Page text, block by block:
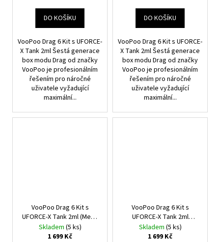
DO KOŠÍKU
VooPoo Drag 6 Kit s UFORCE-
X Tank 2ml Šestá generace
box modu Drag od značky
VooPoo je profesionálním
řešením pro náročné
uživatele vyžadující
maximální...
DO KOŠÍKU
VooPoo Drag 6 Kit s UFORCE-
X Tank 2ml Šestá generace
box modu Drag od značky
VooPoo je profesionálním
řešením pro náročné
uživatele vyžadující
maximální...
VooPoo Drag 6 Kit s
UFORCE-X Tank 2ml (Metal
Gray)
Skladem (5 ks)
1 699 Kč
VooPoo Drag 6 Kit s
UFORCE-X Tank 2ml
(Green)
Skladem (5 ks)
1 699 Kč